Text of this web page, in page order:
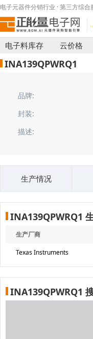
电子元器件分销行业 · 第三方综合
电子料库存 云价格
INA139QPWRQ1
品牌:
封装:
描述:
生产情况
INA139QPWRQ1
生产厂商
Texas Instruments
INA139QPWRQ1